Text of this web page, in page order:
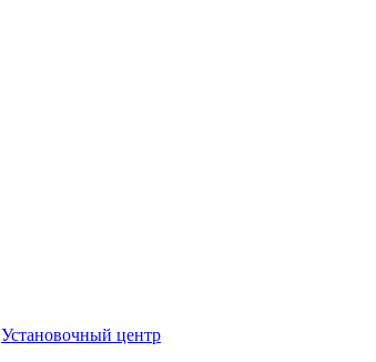
Установочный центр